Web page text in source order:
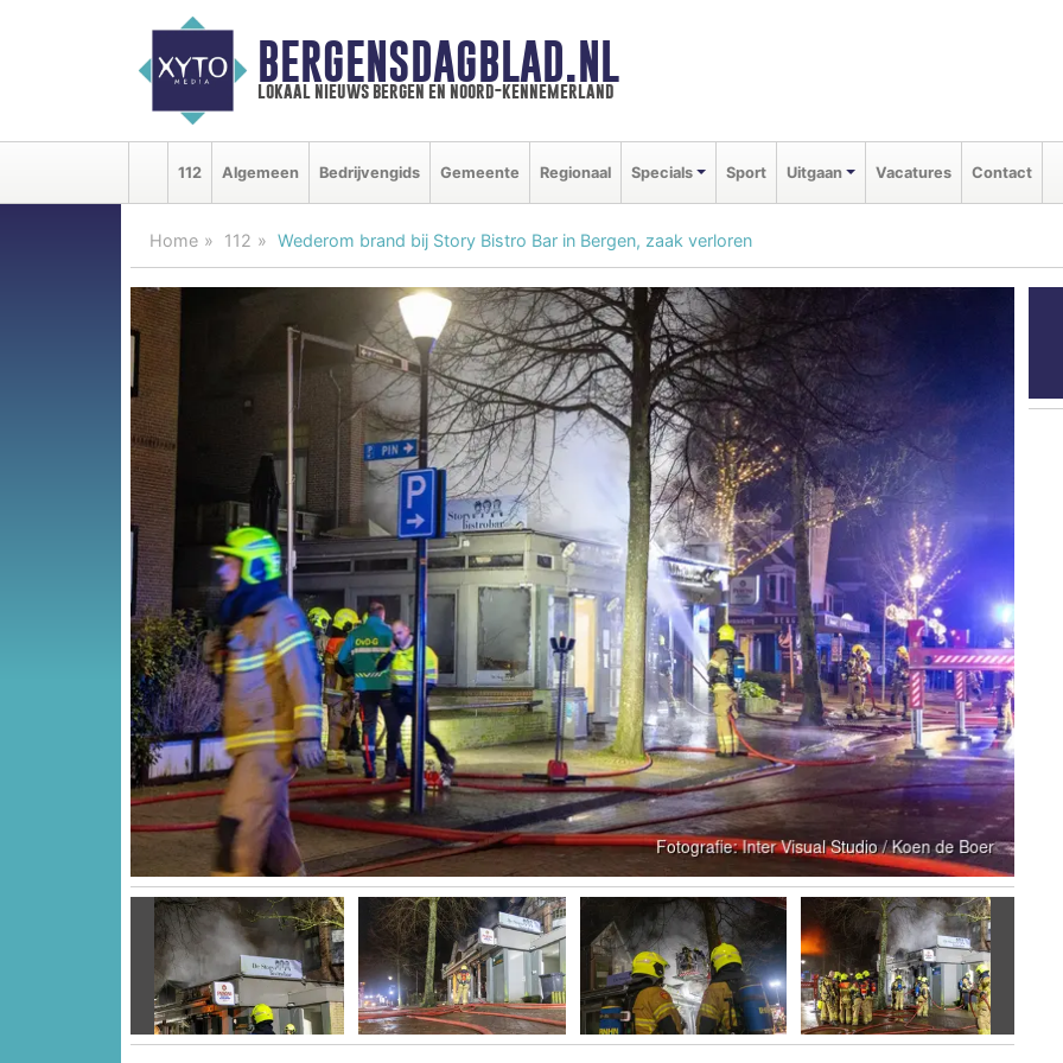
BERGENSDAGBLAD.NL
lokaal nieuws bergen en noord-kennemerland
112 Algemeen Bedrijvengids Gemeente Regionaal Specials Sport Uitgaan Vacatures Contact
Home 112 Wederom brand bij Story Bistro Bar in Bergen, zaak verloren
Vorige